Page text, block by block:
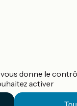
donne le
activer